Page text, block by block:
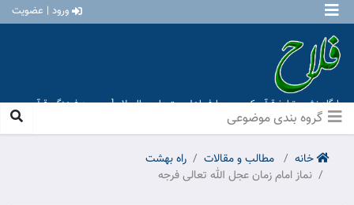
ورود | عضویت
پایگاه نشر و تبلیغ قرآن کریم و معارف اهل بیت علیهم السلام [ موسسه فرهنگی قرآن و
عترت منهاج عشق آباد ]
خانه مطالب و مقالات
راه بهشت
نماز امام زمان عجل الله تعالی فرجه